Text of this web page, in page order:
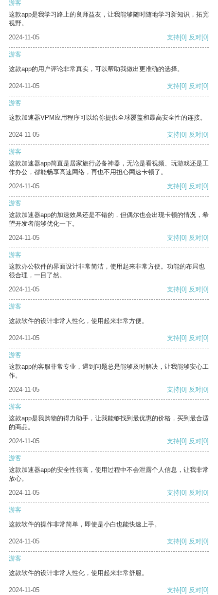
游客
这款app是我学习路上的良师益友，让我能够随时随地学习新知识，拓宽
视野。
2024-11-05
支持[0] 反对[0]
游客
这款app的用户评论非常真实，可以帮助我做出更准确的选择。
2024-11-05 支持[0] 反对[0]
游客
这款加速器VPM应用程序可以给你提供全球覆盖和最高安全性的连接。
2024-11-05 支持[0] 反对[0]
游客
这款加速器app简直是居家旅行必备神器，无论是看视频、玩游戏还是工
作办公，都能畅享高速网络，再也不用担心网速卡顿了。
2024-11-05
支持[0] 反对[0]
游客
这款加速器app的加速效果还是不错的，但偶尔也会出现卡顿的情况，希
望开发者能够优化一下。
2024-11-05
支持[0] 反对[0]
游客
这款办公软件的界面设计非常简洁，使用起来非常方便。功能的布局也
很合理，一目了然。
2024-11-05
支持[0] 反对[0]
游客
这款软件的设计非常人性化，使用起来非常方便。
2024-11-05 支持[0] 反对[0]
游客
这款app的客服非常专业，遇到问题总是能够及时解决，让我能够安心工
作。
2024-11-05
支持[0] 反对[0]
游客
这款app是我购物的得力助手，让我能够找到最优惠的价格，买到最合适
的商品。
2024-11-05
支持[0] 反对[0]
游客
这款加速器app的安全性很高，使用过程中不会泄露个人信息，让我非常
放心。
2024-11-05
支持[0] 反对[0]
游客
这款软件的操作非常简单，即使是小白也能快速上手。
2024-11-05 支持[0] 反对[0]
游客
这款软件的设计非常人性化，使用起来非常舒服。
2024-11-05 支持[0] 反对[0]